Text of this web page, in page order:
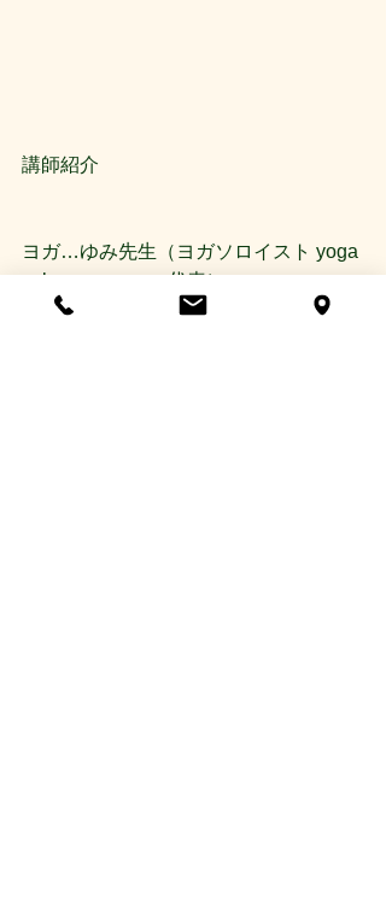
講師紹介
ヨガ…ゆみ先生（ヨガソロイスト yoga
salon easespace代表）